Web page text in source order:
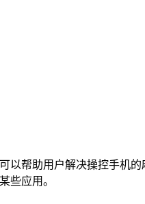
以帮助用户解决操控手机
些应用。